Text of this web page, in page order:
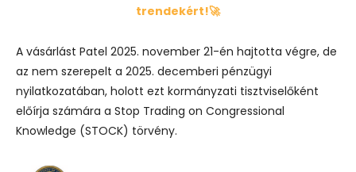
trendekért!🚀
A vásárlást Patel 2025. november 21-én hajtotta végre, de
az nem szerepelt a 2025. decemberi pénzügyi
nyilatkozatában, holott ezt kormányzati tisztviselőként
előírja számára a Stop Trading on Congressional
Knowledge (STOCK) törvény.